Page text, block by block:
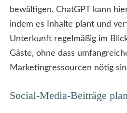
bewältigen. ChatGPT kann
indem es Inhalte plant und
Unterkunft regelmäßig im
Gäste, ohne dass
Marketingressourcen nötig
Social-Media-Beiträge